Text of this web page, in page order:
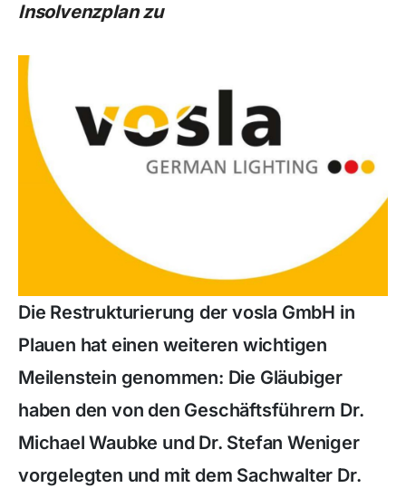
Insolvenzplan zu
Die Restrukturierung der vosla GmbH in
Plauen hat einen weiteren wichtigen
Meilenstein genommen: Die Gläubiger
haben den von den Geschäftsführern Dr.
Michael Waubke und Dr. Stefan Weniger
vorgelegten und mit dem Sachwalter Dr.